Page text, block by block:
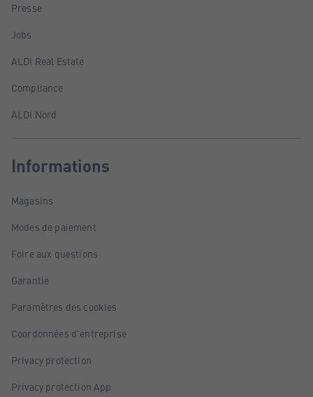
Presse
Jobs
ALDI Real Estate
Compliance
ALDI Nord
Informations
Magasins
Modes de paiement
Foire aux questions
Garantie
Paramètres des cookies
Coordonnées d'entreprise
Privacy protection
Privacy protection App